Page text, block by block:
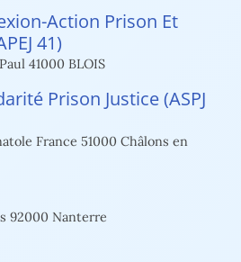
Action Prison Et
41)
41000 BLOIS
Prison Justice (ASPJ
France 51000 Châlons en
92000 Nanterre